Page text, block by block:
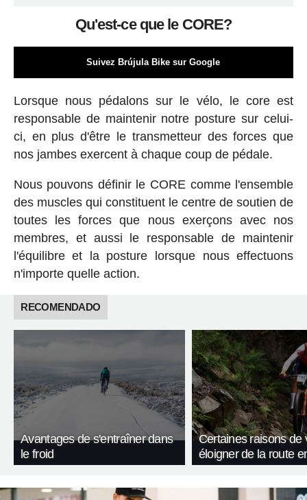
Qu'est-ce que le CORE?
Suivez Brújula Bike sur Google
Lorsque nous pédalons sur le vélo, le core est
responsable de maintenir notre posture sur celui-
ci, en plus d'être le transmetteur des forces que
nos jambes exercent à chaque coup de pédale.
Nous pouvons définir le CORE comme l'ensemble
des muscles qui constituent le centre de soutien de
toutes les forces que nous exerçons avec nos
membres, et aussi le responsable de maintenir
l'équilibre et la posture lorsque nous effectuons
n'importe quelle action.
RECOMENDADO
Avantages de s'entraîner dans
le froid
Certaines raisons de
éloigner de la route